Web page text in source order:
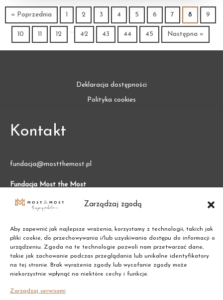
Zarządzaj zgodą
Aby zapewnić jak najlepsze wrażenia, korzystamy z technologii, takich jak
pliki cookie, do przechowywania i/lub uzyskiwania dostępu do informacji o
urządzeniu. Zgoda na te technologie pozwoli nam przetwarzać dane,
takie jak zachowanie podczas przeglądania lub unikalne identyfikatory
na tej stronie. Brak wyrażenia zgody lub wycofanie zgody może
niekorzystnie wpłynąć na niektóre cechy i funkcje.
Zarządzaj serwisami
« Poprzednia 2 3 4 5 6 7 8 9
10 12
…
42 43 44 45 Następna »
Deklaracja dostępności
Polityka cookies
Kontakt
fundacja@mostthemost.pl
Fundacja Most the Most
00-801 Warszawa (BGK)